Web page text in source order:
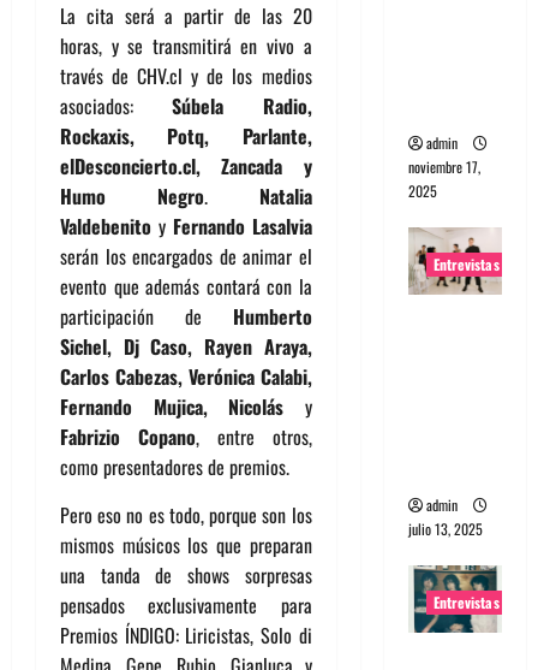
La cita será a partir de las 20
horas, y se transmitirá en vivo a
través de CHV.cl y de los medios
asociados:Súbela Radio,
Rockaxis, Potq, Parlante,
elDesconcierto.cl, Zancada y
Humo Negro. Natalia
Valdebenito y Fernando Lasalvia
serán los encargados de animar el
evento que además contará con la
participación de Humberto
Sichel, Dj Caso, Rayen Araya,
Carlos Cabezas, Verónica Calabi,
Fernando Mujica, Nicolás y
Fabrizio Copano, entre otros,
como presentadores de premios.
Pero eso no es todo, porque son los
mismos músicos los que preparan
una tanda de shows sorpresas
pensados exclusivamente para
Premios ÍNDIGO: Liricistas, Solo di
admin
noviembre 17,
2025
Entrevistas
admin
julio 13, 2025
Entrevistas